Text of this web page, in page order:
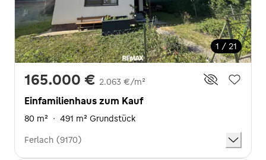
1 / 21
165.000 € 2.063 €/m²
Einfamilienhaus zum Kauf
80 m² · 491 m² Grundstück
Ferlach (9170)